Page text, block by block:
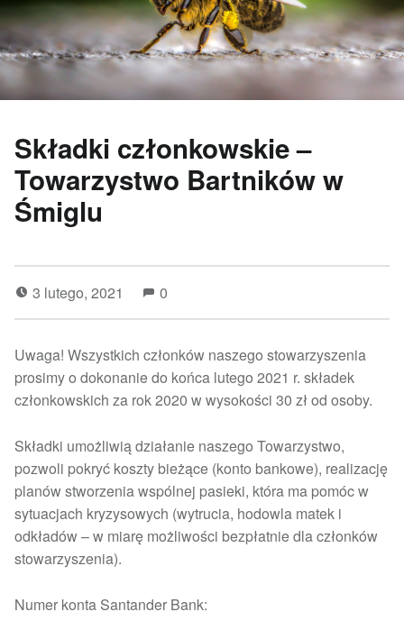
Składki członkowskie –
Towarzystwo Bartników w
Śmiglu
3 lutego, 2021 0
Uwaga! Wszystkich członków naszego stowarzyszenia
prosimy o dokonanie do końca lutego 2021 r. składek
członkowskich za rok 2020 w wysokości 30 zł od osoby.
Składki umożliwią działanie naszego Towarzystwo,
pozwoli pokryć koszty bieżące (konto bankowe), realizację
planów stworzenia wspólnej pasieki, która ma pomóc w
sytuacjach kryzysowych (wytrucia, hodowla matek i
odkładów – w miarę możliwości bezpłatnie dla członków
stowarzyszenia).
Numer konta Santander Bank: